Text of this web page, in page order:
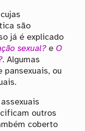
são
já é explicado
sexual?e O
. Algumas
pansexuais, ou
outros
coberto